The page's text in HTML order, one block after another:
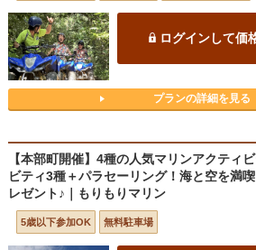
ログインして価
プランの詳細を見る
【本部町開催】4種の人気マリンアクティ
ビティ3種＋パラセーリング！海と空を満
レゼント♪｜もりもりマリン
5歳以下参加OK 無料駐車場